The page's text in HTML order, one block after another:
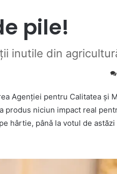
pile!
inutile din
Agenției pentru Calitatea și
produs niciun impact real
hârtie, pânǎ la votul de